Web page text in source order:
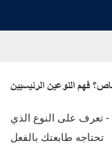
فهم النوعين الرئيسيين
- تعرف على النوع الذي
تحتاجه طابعتك بالفعل